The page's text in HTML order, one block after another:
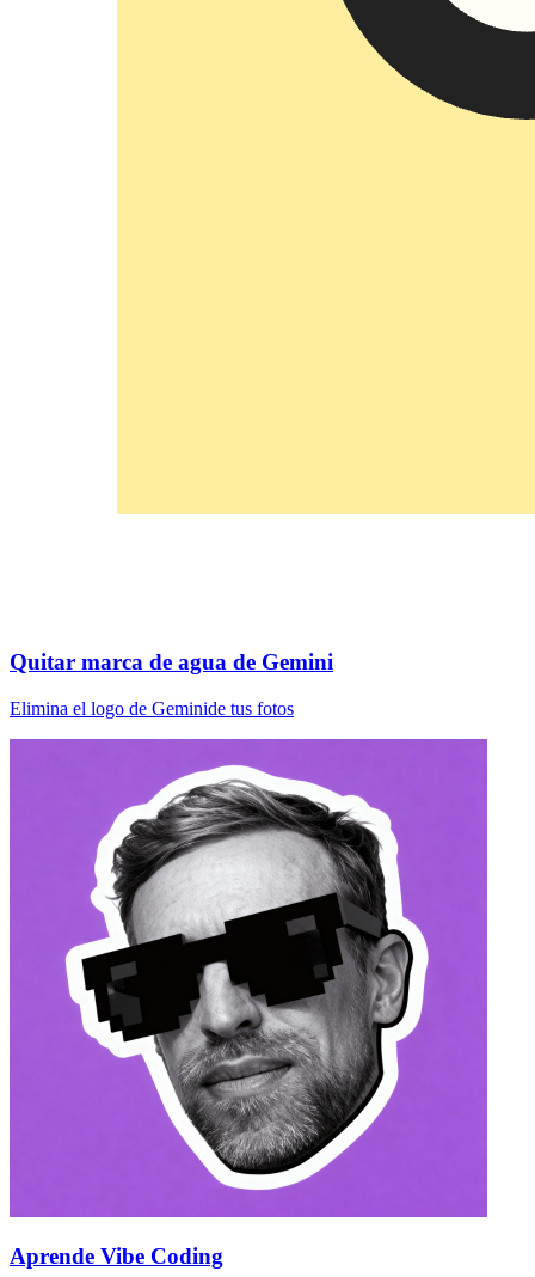
Quitar marca de agua de Gemini
Elimina el logo de Geminide tus fotos
Aprende Vibe Coding